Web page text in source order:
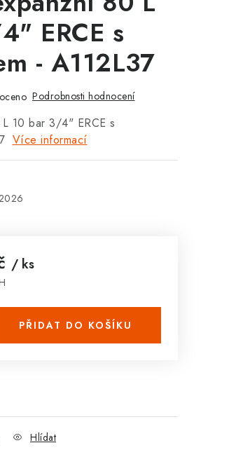
ERCE s
- A112L37
Podrobnosti hodnocení
10 bar 3/4" ERCE s
Více informací
/ ks
PŘIDAT DO KOŠÍKU
Hlídat